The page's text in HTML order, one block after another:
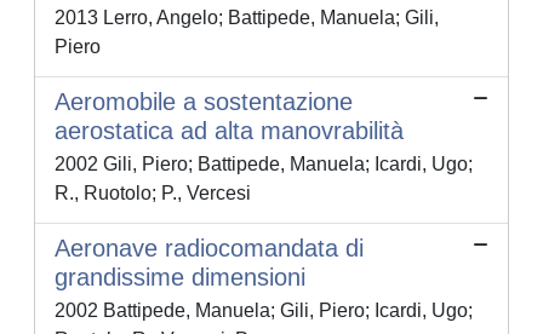
2013 Lerro, Angelo; Battipede, Manuela; Gili,
Piero
Aeromobile a sostentazione
aerostatica ad alta manovrabilità
2002 Gili, Piero; Battipede, Manuela; Icardi, Ugo;
R., Ruotolo; P., Vercesi
Aeronave radiocomandata di
grandissime dimensioni
2002 Battipede, Manuela; Gili, Piero; Icardi, Ugo;